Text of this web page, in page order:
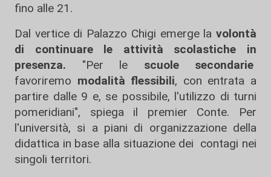
fino alle 21.
Dal vertice di Palazzo Chigi emerge la volontà
di continuare le attività scolastiche in
presenza. "Per le scuole secondarie
favoriremo modalità flessibili, con entrata a
partire dalle 9 e, se possibile, l'utilizzo di turni
pomeridiani", spiega il premier Conte. Per
l'università, si a piani di organizzazione della
didattica in base alla situazione dei contagi nei
singoli territori.